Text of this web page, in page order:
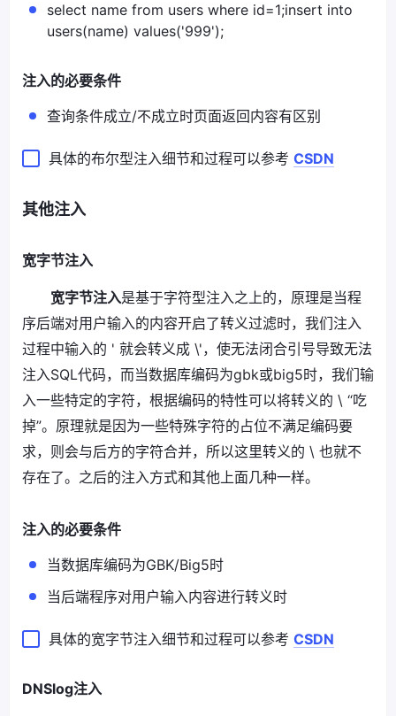
select name from users where id=1;insert into
users(name) values('999');
注入的必要条件
查询条件成立/不成立时页面返回内容有区别
具体的布尔型注入细节和过程可以参考 CSDN
其他注入
宽字节注入
宽字节注入是基于字符型注入之上的，原理是当程
序后端对用户输入的内容开启了转义过滤时，我们注入
过程中输入的 ' 就会转义成 \'，使无法闭合引号导致无法
注入SQL代码，而当数据库编码为gbk或big5时，我们输
入一些特定的字符，根据编码的特性可以将转义的 \ “吃
掉”。原理就是因为一些特殊字符的占位不满足编码要
求，则会与后方的字符合并，所以这里转义的 \ 也就不
存在了。之后的注入方式和其他上面几种一样。
注入的必要条件
当数据库编码为GBK/Big5时
当后端程序对用户输入内容进行转义时
具体的宽字节注入细节和过程可以参考 CSDN
DNSlog注入